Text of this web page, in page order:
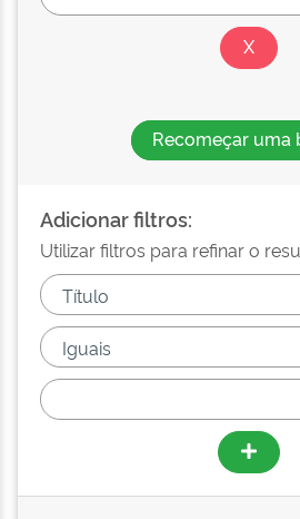
Recomeçar uma
Adicionar filtros:
Utilizar filtros para refinar o